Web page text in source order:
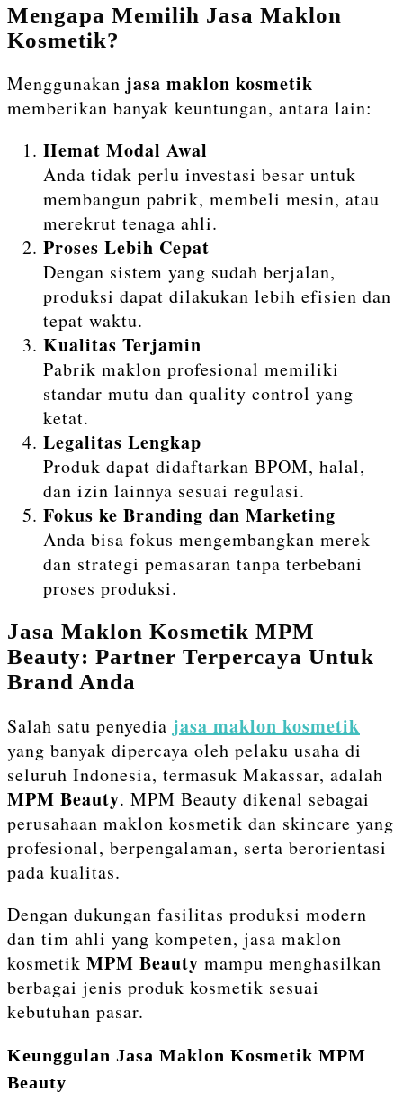
Mengapa Memilih Jasa Maklon
Kosmetik?
Menggunakan jasa maklon kosmetik
memberikan banyak keuntungan, antara lain:
Hemat Modal Awal
Anda tidak perlu investasi besar untuk
membangun pabrik, membeli mesin, atau
merekrut tenaga ahli.
Proses Lebih Cepat
Dengan sistem yang sudah berjalan,
produksi dapat dilakukan lebih efisien dan
tepat waktu.
Kualitas Terjamin
Pabrik maklon profesional memiliki
standar mutu dan quality control yang
ketat.
Legalitas Lengkap
Produk dapat didaftarkan BPOM, halal,
dan izin lainnya sesuai regulasi.
Fokus ke Branding dan Marketing
Anda bisa fokus mengembangkan merek
dan strategi pemasaran tanpa terbebani
proses produksi.
Jasa Maklon Kosmetik MPM
Beauty: Partner Terpercaya Untuk
Brand Anda
Salah satu penyedia jasa maklon kosmetik
yang banyak dipercaya oleh pelaku usaha di
seluruh Indonesia, termasuk Makassar, adalah
MPM Beauty. MPM Beauty dikenal sebagai
perusahaan maklon kosmetik dan skincare yang
profesional, berpengalaman, serta berorientasi
pada kualitas.
Dengan dukungan fasilitas produksi modern
dan tim ahli yang kompeten, jasa maklon
kosmetik MPM Beauty mampu menghasilkan
berbagai jenis produk kosmetik sesuai
kebutuhan pasar.
Keunggulan Jasa Maklon Kosmetik MPM
Beauty